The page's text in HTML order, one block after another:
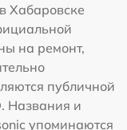
Хабаровске
на ремонт,
публичной
Названия и
упоминаются